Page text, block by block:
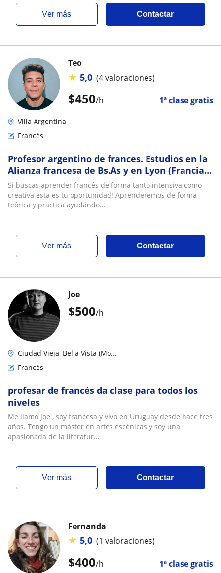
ver más Contactar
$450/h 1ª clase gratis
Teo
★ 5,0 (4 valoraciones)
Villa Argentina
Francés
Profesor argentino de frances. Estudios en la
Alianza francesa de Bs.As y en Lyon (Francia).
Imparto clases de forma online
Si buscas aprender francés de forma tanto intensiva como
creativa esta es tu oportunidad! Aprenderemos de forma
teórica y practica ayudándo...
ver más Contactar
$500/h
Joe
Ciudad Vieja, Bella Vista (Mo...
Francés
profesar de francés da clase para todos los
niveles
Me llamo Joe , soy francesa y vivo en Uruguay desde hace tres
años. Tengo un máster en artes escénicas y soy una
apasionada de la literatur...
ver más Contactar
$400/h 1ª clase gratis
Fernanda
★ 5,0 (1 valoraciones)